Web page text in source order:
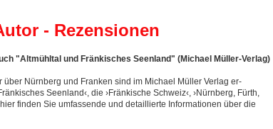
- Rezensionen
"Altmühltal und Fränkisches Seenland" (Michael Müller-Verlag)
Nürnberg und Franken sind im Michael Müller Verlag er-
Seenland‹, die ›Fränkische Schweiz‹, ›Nürnberg, Fürth,
hier finden Sie umfassende und detaillierte Informationen über die